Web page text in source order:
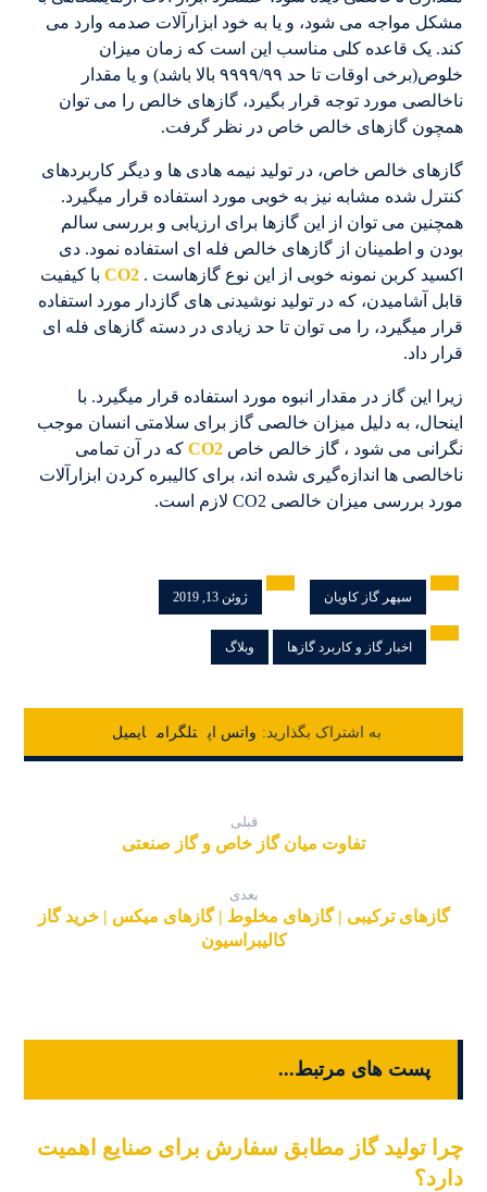
مشکل مواجه می شود، و یا به خود ابزارآلات صدمه وارد می
کند. یک قاعده کلی مناسب این است که زمان میزان
خلوص(برخی اوقات تا حد ۹۹۹۹/۹۹ بالا باشد) و یا مقدار
ناخالصی مورد توجه قرار بگیرد، گازهای خالص را می توان
همچون گازهای خالص خاص در نظر گرفت.
گازهای خالص خاص، در تولید نیمه هادی ها و دیگر کاربردهای
کنترل شده مشابه نیز به خوبی مورد استفاده قرار میگیرد.
همچنین می توان از این گازها برای ارزیابی و بررسی سالم
بودن و اطمینان از گازهای خالص فله ای استفاده نمود. دی
اکسید کربن نمونه خوبی از این نوع گازهاست .CO2 با کیفیت
قابل آشامیدن، که در تولید نوشیدنی های گازدار مورد استفاده
قرار میگیرد، را می توان تا حد زیادی در دسته گازهای فله ای
قرار داد.
زیرا این گاز در مقدار انبوه مورد استفاده قرار میگیرد. با
اینحال، به دلیل میزان خالصی گاز برای سلامتی انسان موجب
نگرانی می شود ، گاز خالص خاصCO2 که در آن تمامی
ناخالصی ها اندازه‌گیری شده اند، برای کالیبره کردن ابزارآلات
مورد بررسی میزان خالصی CO2 لازم است.
سپهر گاز کاویان ژوئن 13, 2019
اخبار گاز و کاربرد گازها وبلاگ
واتس اپ تلگرام ایمیل
قبلی
تفاوت میان گاز خاص و گاز صنعتی
بعدی
گازهای ترکیبی | گازهای مخلوط | گازهای میکس | خرید گاز
کالیبراسیون
پست های مرتبط...
چرا تولید گاز مطابق سفارش برای صنایع اهمیت
دارد؟